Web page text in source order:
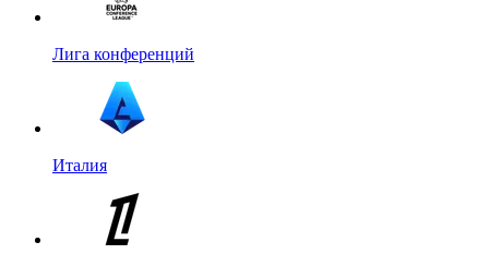
Лига конференций
Италия